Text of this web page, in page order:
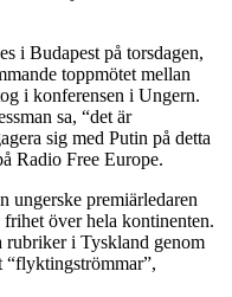
i Budapest på torsdagen,
toppmötet mellan
i konferensen i Ungern.
sa, “det är
sig med Putin på detta
Radio Free Europe.
ungerske premiärledaren
över hela kontinenten.
rubriker i Tyskland genom
“flyktingströmmar”,